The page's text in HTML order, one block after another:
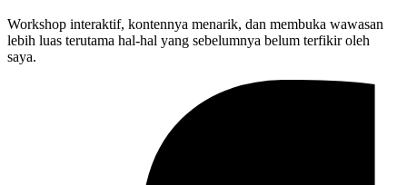
Workshop interaktif, kontennya menarik, dan membuka wawasan
lebih luas terutama hal-hal yang sebelumnya belum terfikir oleh
saya.